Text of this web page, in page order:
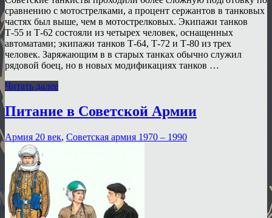
сравнению с мотострелками, а процент сержантов в танковых
частях был выше, чем в мотострелковых. Экипажи танков
Т-55 и Т-62 состояли из четырех человек, оснащенных
автоматами; экипажи танков Т-64, Т-72 и Т-80 из трех
человек. Заряжающим в в старых танках обычно служил
рядовой боец, но в новых модификациях танков …
Читать далее
Питание в Советской Армии
Армия 20 век, Советская армия 1970 – 1990